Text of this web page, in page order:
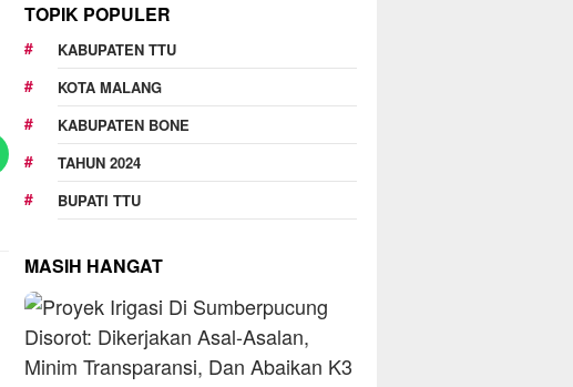
TOPIK POPULER
KABUPATEN TTU
KOTA MALANG
KABUPATEN BONE
TAHUN 2024
BUPATI TTU
MASIH HANGAT